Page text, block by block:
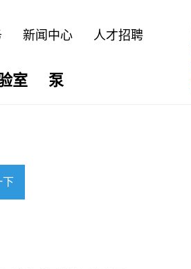
新闻中心 人才招聘
下
室 泵